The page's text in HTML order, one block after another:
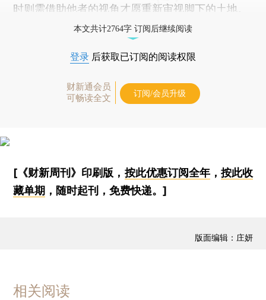
时则需借助他者的视角才愿重新审视脚下的土地。
本文共计2764字 订阅后继续阅读
登录 后获取已订阅的阅读权限
财新通会员
可畅读全文
订阅/会员升级
[《财新周刊》印刷版， 按此优惠订阅全年， 按此收
藏单期 ，随时起刊，免费快递。]
版面编辑：庄妍
相关阅读